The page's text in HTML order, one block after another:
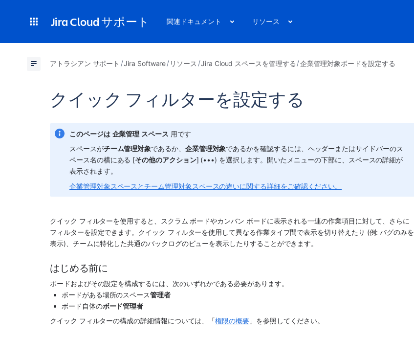
Jira Cloud サポート 関連ドキュメント リソース
アトラシアン サポート Jira Software リソース Jira Cloud スペースを管理する 企業管理対象ボードを設定する
クイック フィルターを設定する
このページは 企業管理 スペース 用です
スペースがチーム管理対象であるか、 企業管理対象であるかを確認するには、ヘッダーまたはサイドバーのス
ペース名の横にある [その他のアクション] (•••) を選択します。開いたメニューの下部に、 スペースの詳細が
表示されます。
企業管理対象スペースとチーム管理対象スペースの違いに関する詳細をご確認ください。
クイック フィルターを使用すると、スクラム ボードやカンバン ボードに表示される一連の作業項目に対して、さらに
フィルターを設定できます。クイック フィルターを使用して異なる作業タイプ間で表示を切り替えたり (例: バグのみを
表示)、チームに特化した共通のバックログのビューを表示したりすることができます。
はじめる前に
ボードおよびその設定を構成するには、次のいずれかである必要があります。
ボードがある場所のスペース管理者
ボード自体のボード管理者
クイック フィルターの構成の詳細情報については、「権限の概要」を参照してください。